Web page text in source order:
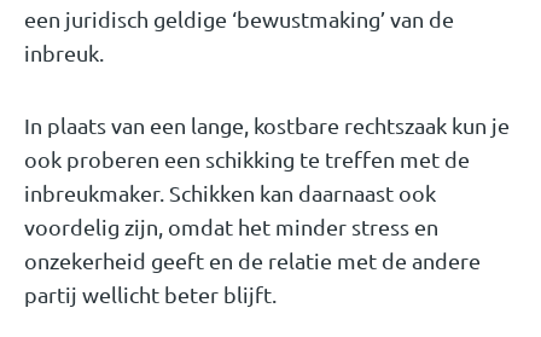
een juridisch geldige ‘bewustmaking’ van de
inbreuk.
In plaats van een lange, kostbare rechtszaak kun je
ook proberen een schikking te treffen met de
inbreukmaker. Schikken kan daarnaast ook
voordelig zijn, omdat het minder stress en
onzekerheid geeft en de relatie met de andere
partij wellicht beter blijft.